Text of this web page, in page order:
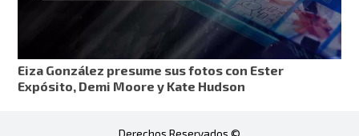
Eiza González presume sus fotos con Ester
Expósito, Demi Moore y Kate Hudson